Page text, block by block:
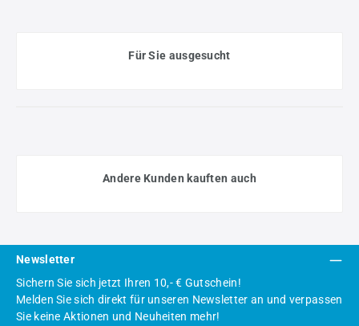
Für Sie ausgesucht
Andere Kunden kauften auch
Newsletter
Sichern Sie sich jetzt Ihren 10,- € Gutschein!
Melden Sie sich direkt für unseren Newsletter an und verpassen
Sie keine Aktionen und Neuheiten mehr!